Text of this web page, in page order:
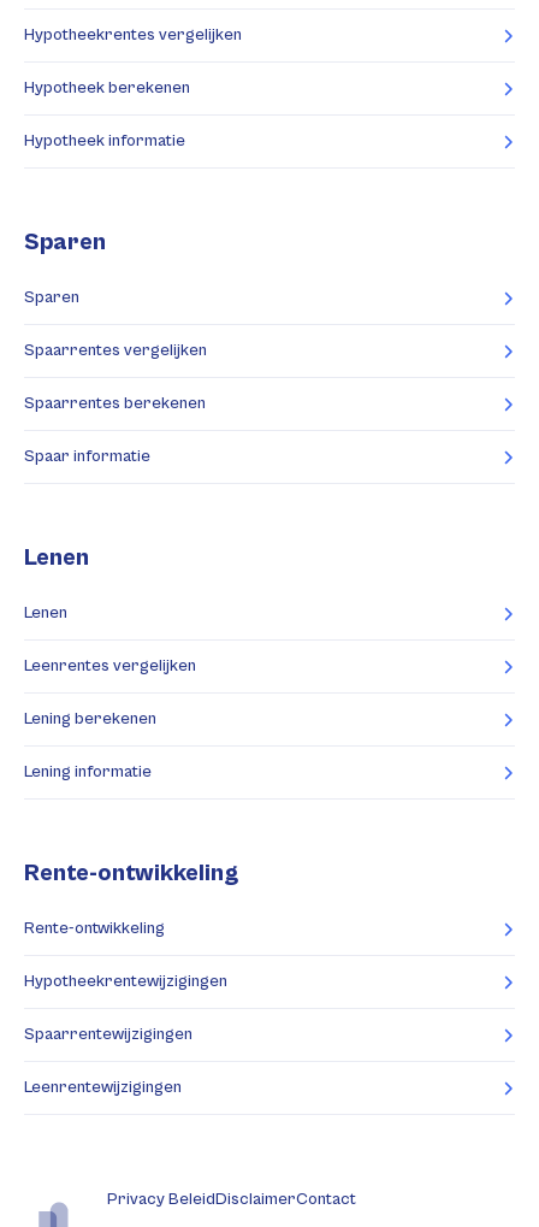
Hypotheekrentes vergelijken
Hypotheek berekenen
Hypotheek informatie
Sparen
Sparen
Spaarrentes vergelijken
Spaarrentes berekenen
Spaar informatie
Lenen
Lenen
Leenrentes vergelijken
Lening berekenen
Lening informatie
Rente-ontwikkeling
Rente-ontwikkeling
Hypotheekrentewijzigingen
Spaarrentewijzigingen
Leenrentewijzigingen
Privacy BeleidDisclaimerContact